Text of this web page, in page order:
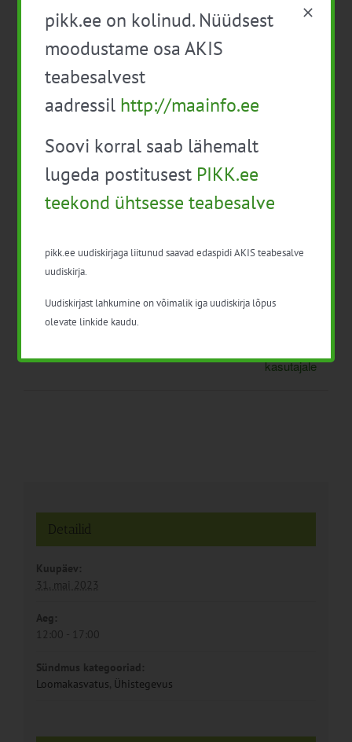
Lisa kalendrisse
Facebook
X LinkedInEmail
Infopäev: Vaarika
kasvatustehnoloogia
Taimekaitse
kasutajale
Detailid
Kuupäev:
31. mai 2023
Aeg:
12:00 - 17:00
Sündmus kategooriad:
Loomakasvatus, Ühistegevus
pikk.ee on kolinud. Nüüdsest
moodustame osa AKIS
teabesalvest
aadressil http://maainfo.ee
Soovi korral saab lähemalt
lugeda postitusest PIKK.ee
teekond ühtsesse teabesalve
pikk.ee uudiskirjaga liitunud saavad edaspidi AKIS teabesalve
uudiskirja.
Uudiskirjast lahkumine on võimalik iga uudiskirja lõpus
olevate linkide kaudu.